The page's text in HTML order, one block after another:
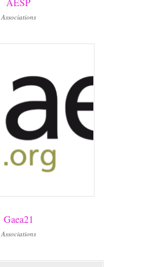
Associations
Gaea21
Associations